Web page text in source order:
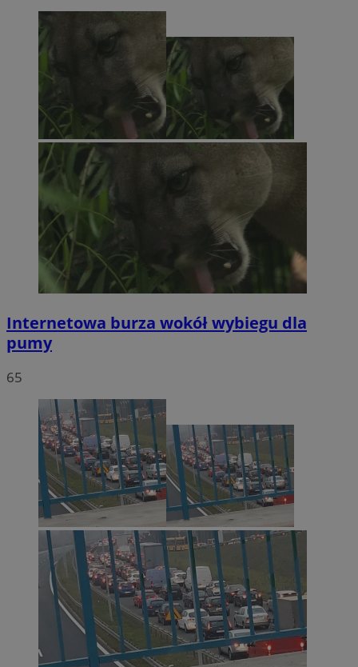
Internetowa burza wokół wybiegu dla
pumy
65